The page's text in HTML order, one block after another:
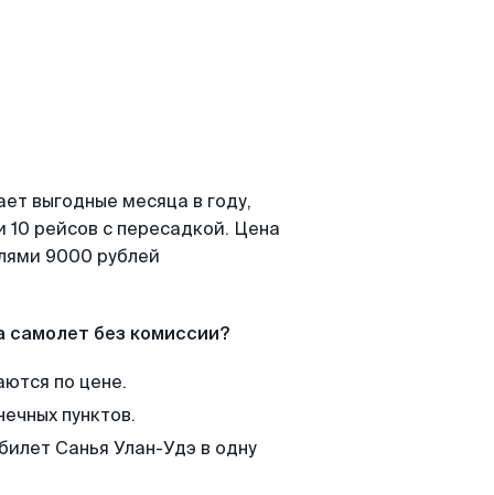
выгодные месяца в году,
рейсов с пересадкой. Цена
9000 рублей
самолет без комиссии?
по цене.
пунктов.
Санья Улан-Удэ в одну